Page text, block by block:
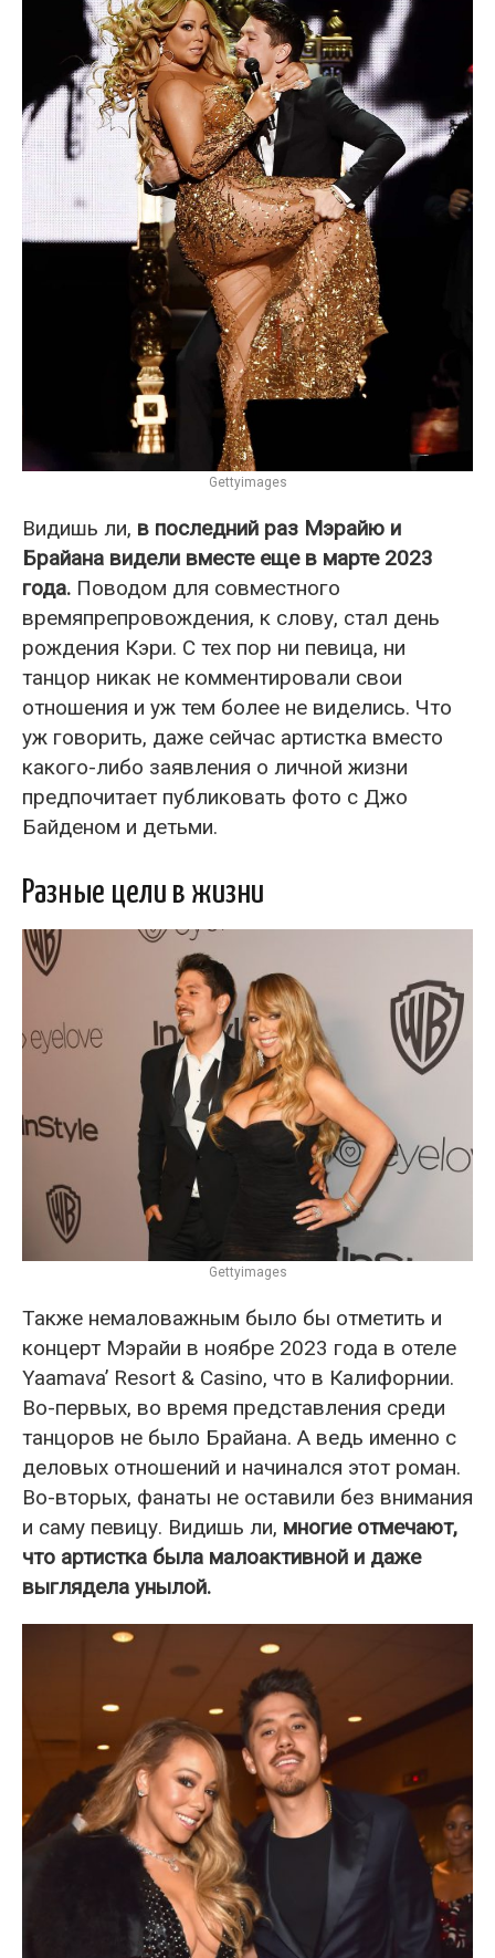
Gettyimages
Видишь ли, в последний раз Мэрайю и
Брайана видели вместе еще в марте 2023
года. Поводом для совместного
времяпрепровождения, к слову, стал день
рождения Кэри. С тех пор ни певица, ни
танцор никак не комментировали свои
отношения и уж тем более не виделись. Что
уж говорить, даже сейчас артистка вместо
какого-либо заявления о личной жизни
предпочитает публиковать фото с Джо
Байденом и детьми.
Разные цели в жизни
Gettyimages
Также немаловажным было бы отметить и
концерт Мэрайи в ноябре 2023 года в отеле
Yaamava’ Resort & Casino, что в Калифорнии.
Во-первых, во время представления среди
танцоров не было Брайана. А ведь именно с
деловых отношений и начинался этот роман.
Во-вторых, фанаты не оставили без внимания
и саму певицу. Видишь ли, многие отмечают,
что артистка была малоактивной и даже
выглядела унылой.